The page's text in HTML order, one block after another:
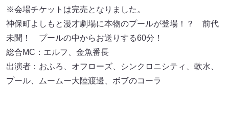
※会場チケットは完売となりました。
神保町よしもと漫才劇場に本物のプールが登場！？ 前代
未聞！ プールの中からお送りする60分！
総合MC：エルフ、金魚番長
出演者：おふろ、オフローズ、シンクロニシティ、軟水、
プール、ムームー大陸渡邊、ボブのコーラ